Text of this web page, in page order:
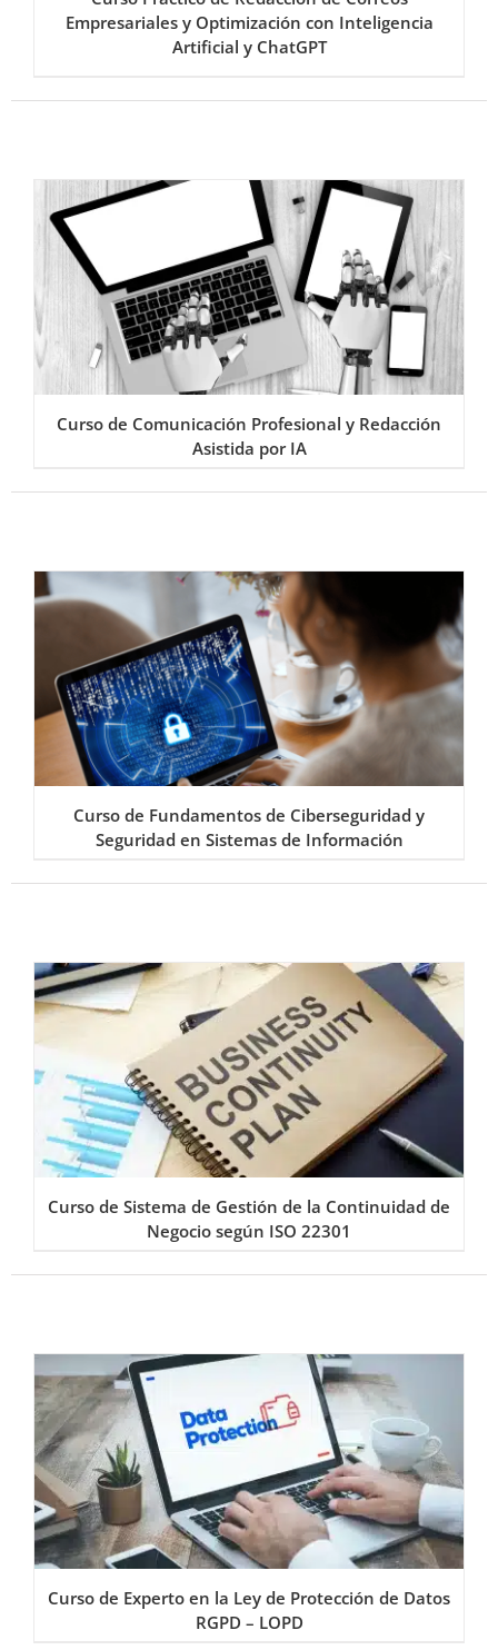
Empresariales y Optimización con Inteligencia
Artificial y ChatGPT
Curso de Comunicación Profesional y Redacción
Asistida por IA
Curso de Fundamentos de Ciberseguridad y
Seguridad en Sistemas de Información
Curso de Sistema de Gestión de la Continuidad de
Negocio según ISO 22301
Curso de Experto en la Ley de Protección de Datos
RGPD – LOPD